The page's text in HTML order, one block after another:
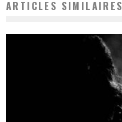
ARTICLES SIMILAIRES